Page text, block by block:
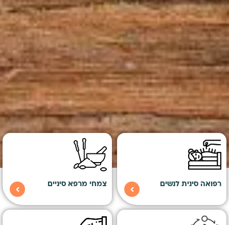
רפואה סינית לנשים צמחי מרפא סיניים